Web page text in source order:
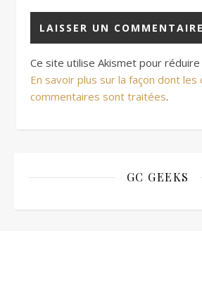
Ce site utilise Akismet pour
En savoir plus sur la façon dont
commentaires sont traitées.
GC GEEKS